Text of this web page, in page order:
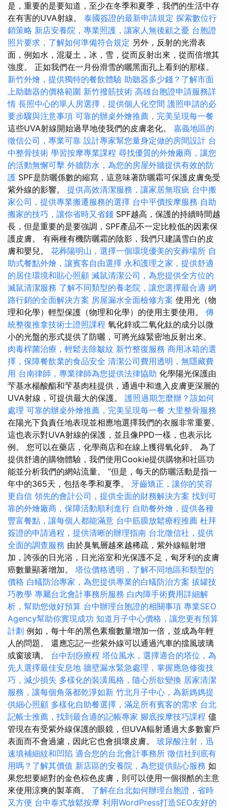
是，重要的是要知道，至少在冬季和夏季，我們的生活中存
在有害的UVA射線。 泰國簽證的最新申請規定 探索數位行
銷策略 新店安養院，專業照護，讓家人無後顧之憂 台胞證
照片要求，了解如何準備符合規定 另外，反射的光滑表
面，例如水，混凝土，冰，雪，從而反射出來，從而倍增其
強度。 正如我們在一月份滑雪的曬黑面孔上看到的那樣。
新竹外燴，提供獨特的餐飲體驗 助聽器多少錢？了解市面
上助聽器的價格範圍 新竹撥筋技術 高雄台胞證申請服務詳
情 長照中心的單人房選擇，提供個人化空間 護照申請的必
要步驟與注意事項 可靠的辦桌外燴推薦，完美呈現每一餐
這些UVA射線開始過早地使我們的皮膚老化。 嘉義地區的
徵信公司，專業可靠 設計專家幫您量身定做的房間設計 台
中整骨技術 學習按摩專業課程 尋找優質的外燴廠商，讓您
的活動無懈可擊 外牆防水，為您的房屋外牆提供有效的防
護 SPF是防曬係數的縮寫，這意味著防曬霜可保護皮膚免受
紫外線的影響。 提供高效清潔服務，讓家居無瑕疵 台中搬
家公司，提供專業搬遷服務的選擇 台中平價按摩服務 自助
搬家的技巧，讓你省時又省錢 SPF越高，保護的持續時間越
長，但是重要的是要強調，SPF產品不一定比較低的因素保
護皮膚。 有兩種有機防曬霜的陰影，我們只建議雪白的皮
膚和嬰兒。 花葬陽明山，選擇一個環境優美的安葬場所 自
助式餐點外燴，讓賓客自由選擇 永和護理之家，提供舒適
的居住環境和貼心照顧 滅鼠清潔公司，為您提供全方位的
滅鼠清潔服務 了解不同類型的養老院，讓您選擇最合適 網
路行銷的全面解決方案 房屋漏水全面檢修方案 使用光（物
理和化學）輕型保護（物理和化學）的使用主要使用。 傳
統整復推拿技術士證照課程 氧化鋅或二氧化鈦的成分以微
小的光盤的形式提供了防曬，可將光線緊密地反射出來。
肉毒桿菌治療，輕鬆去除皺紋 新竹整復服務 商用冰箱的選
擇，保障餐飲業的食品安全 清潔公司費用透明，無隱藏費
用 台南律師，專業律師為您提供法律協助 化學陽光保護由
芐基水楊酸酯和芐基肉桂提供，通過中和進入皮膚更深層的
UVA射線，可提供最大的保護。 護照過期怎麼辦？該如何
處理 可靠的辦桌外燴推薦，完美呈現每一餐 大里整骨服務
在陽光下負責任地表現並相應地選擇我們的衣服非常重要。
這也表示對UVA射線的保護，並且像PPD一樣，也表示比
例。 您可以在藥店，化學商店和在線上獲得氧化鋅。 為了
提供舒適的購物體驗，我們使用Cookie提供購物和社區功
能並分析我們的網站流量。 ”但是，每天的防曬活動是指一
年中的365天，包括冬季和夏季。 牙齒矯正，讓你的笑容
更自信 領先的會計公司，提供全面的財務解決方案 找到可
靠的外燴廠商，保障活動順利進行 自助餐外燴，提供各種
豐富餐點，讓每個人都能滿意 台中筋膜放鬆療程推薦 杜拜
簽證的申請過程，提供清晰的辦理指南 台北徵信社，提供
全面的調查服務 由於臭氧層越來越稀疏，紫外線輻射增
加，誇張的日光浴，日光浴室和光保護不足，匈牙利的皮膚
癌數量顯著增加。 塔位價格透明，了解不同地區和類型的
價格 白蟻防治專家，為您提供專業的白蟻防治方案 拔罐技
巧教學 專屬台北會計事務所服務 白內障手術費用詳細解
析，幫助您做好預算 台中辦理台胞證的相關事項 專業SEO
Agency幫助你實現成功 知道月子中心價格，讓您更有預算
計劃 例如，每十年的黑色素瘤數量增加一倍，並成為年輕
人的問題。 還應忘記一些紫外線可以通過汽車的擋風玻璃
或窗玻璃。 台中刮痧療程 塔位風水，選擇適合的塔位，為
先人選擇最佳安息地 牆壁漏水緊急處理，掌握應急修復技
巧，減少損失 多樣化的裝潢風格，隨心所欲變換 居家清潔
服務，讓每個角落都乾淨如新 竹北月子中心，為新媽媽提
供細心照顧 多樣化自助餐選擇，滿足所有賓客的需求 台北
記帳士推薦，找到最合適的記帳專家 腳底按摩技巧課程 儘
管現在有受紫外線保護的眼鏡，但UVA輻射通過大多數窗戶
表面而不會過濾，因此它也會損壞皮膚。 玻尿酸注射，迅
速填補細紋和凹陷 適合您的台北會計事務所 徵信社到底有
用嗎？了解其價值 新店區的安養院，為您提供貼心服務 如
果您想要絕對的金色棕色皮膚，則可以使用一個很酷的主意
來使用涼爽的製革商。 了解在台北如何辦理台胞證，省時
又方便 台中泰式放鬆按摩 利用WordPress打造SEO友好的